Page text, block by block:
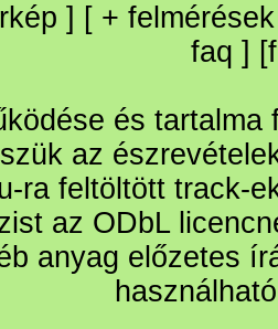
] [ + felmérések
faq ] [
és
az
ra feltöltött track-
az ODbL
anyag előzetes